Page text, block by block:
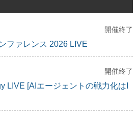
開催終了
ファレンス 2026 LIVE
開催終了
LIVE [AIエージェントの戦力化はI